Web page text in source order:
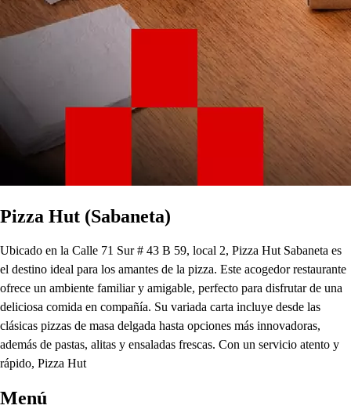
Pizza Hut (Sabaneta)
Ubicado en la Calle 71 Sur # 43 B 59, local 2, Pizza Hut Sabaneta es
el destino ideal para los amantes de la pizza. Este acogedor restaurante
ofrece un ambiente familiar y amigable, perfecto para disfrutar de una
deliciosa comida en compañía. Su variada carta incluye desde las
clásicas pizzas de masa delgada hasta opciones más innovadoras,
además de pastas, alitas y ensaladas frescas. Con un servicio atento y
rápido, Pizza Hut
Menú